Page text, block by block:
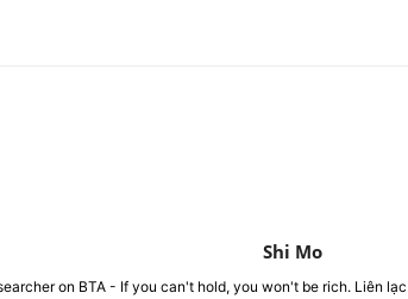
Shi Mo
on BTA - If you can't hold, you won't be rich. Liên